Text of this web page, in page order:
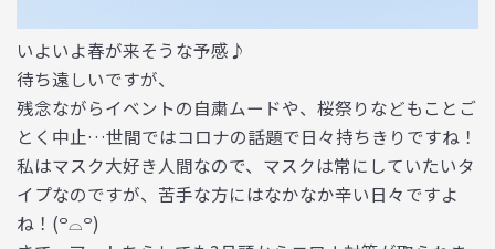
いよいよ春が来そうな予感♪
待ち遠しいですが、
残念ながらイベントの自粛ムードや、桜祭りなどもことご
とく中止…世間ではコロナの話題で日々持ちきりですね！
私はマスク大好き人間なので、マスクは常にしていたいタ
イプなのですが、苦手な方にはなかなか辛い日々ですよ
ね！(꒪⌓꒪)